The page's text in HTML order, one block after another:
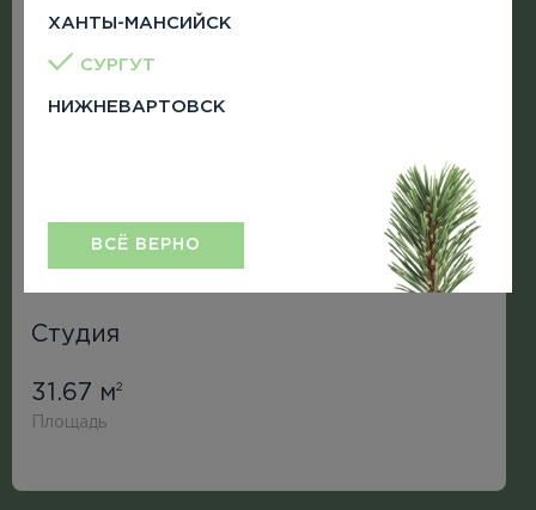
ХАНТЫ-МАНСИЙСК
СУРГУТ
НИЖНЕВАРТОВСК
ВСЁ ВЕРНО
Студия
31.67 м2
Площадь